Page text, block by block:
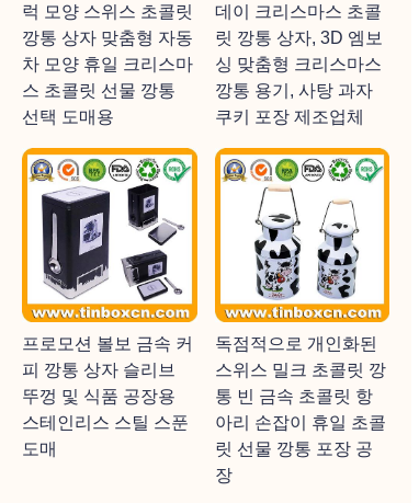
럭 모양 스위스 초콜릿
깡통 상자 맞춤형 자동
차 모양 휴일 크리스마
스 초콜릿 선물 깡통
선택 도매용
데이 크리스마스 초콜
릿 깡통 상자, 3D 엠보
싱 맞춤형 크리스마스
깡통 용기, 사탕 과자
쿠키 포장 제조업체
프로모션 볼보 금속 커
피 깡통 상자 슬리브
뚜껑 및 식품 공장용
스테인리스 스틸 스푼
도매
독점적으로 개인화된
스위스 밀크 초콜릿 깡
통 빈 금속 초콜릿 항
아리 손잡이 휴일 초콜
릿 선물 깡통 포장 공
장